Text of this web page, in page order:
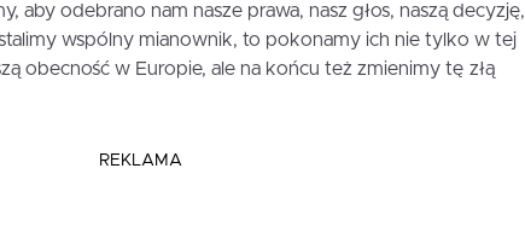
aby odebrano nam nasze prawa, nasz głos, naszą decyzję,
wspólny mianownik, to pokonamy ich nie tylko w tej
obecność w Europie, ale na końcu też zmienimy tę złą
REKLAMA